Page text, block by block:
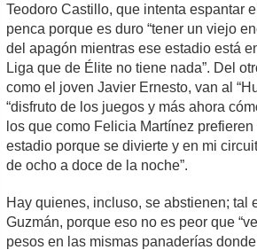
Teodoro Castillo, que intenta espantar
penca porque es duro “tener un viejo
del apagón mientras ese estadio está
Liga que de Élite no tiene nada”. Del
como el joven Javier Ernesto, van al
“disfruto de los juegos y más ahora
los que como Felicia Martínez prefieren
estadio porque se divierte y en mi
de ocho a doce de la noche”.
Hay quienes, incluso, se abstienen; tal
Guzmán, porque eso no es peor que
pesos en las mismas panaderías